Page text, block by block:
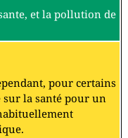
et la pollution de
pour certains
la santé pour un